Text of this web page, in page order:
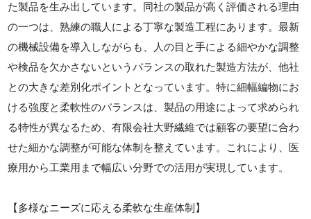
た製品を生み出しています。同社の製品が高く評価される理由
の一つは、熟練の職人による丁寧な製造工程にあります。最新
の機械設備を導入しながらも、人の目と手による細やかな調整
や検品を欠かさないというバランスの取れた製造方法が、他社
との大きな差別化ポイントとなっています。特に細幅編物にお
ける強度と柔軟性のバランスは、製品の用途によって求められ
る特性が異なるため、有限会社大野繊維では顧客の要望に合わ
せた細かな調整が可能な体制を整えています。これにより、医
療用から工業用まで幅広い分野での活用が実現しています。
【多様なニーズに応える柔軟な生産体制】